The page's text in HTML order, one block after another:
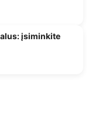
įsiminkite